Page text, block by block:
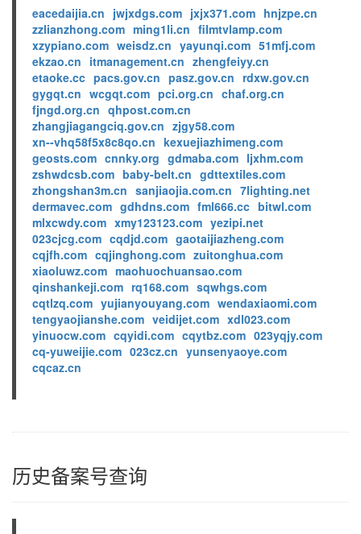
eacedaijia.cn jwjxdgs.com jxjx371.com hnjzpe.cn
zzlianzhong.com ming1li.cn filmtvlamp.com
xzypiano.com weisdz.cn yayunqi.com 51mfj.com
ekzao.cn itmanagement.cn zhengfeiyy.cn
etaoke.cc pacs.gov.cn pasz.gov.cn rdxw.gov.cn
gygqt.cn wcgqt.com pci.org.cn chaf.org.cn
fjngd.org.cn qhpost.com.cn
zhangjiagangciq.gov.cn zjgy58.com
xn--vhq58f5x8c8qo.cn kexuejiazhimeng.com
geosts.com cnnky.org gdmaba.com ljxhm.com
zshwdcsb.com baby-belt.cn gdttextiles.com
zhongshan3m.cn sanjiaojia.com.cn 7lighting.net
dermavec.com gdhdns.com fml666.cc bitwl.com
mlxcwdy.com xmy123123.com yezipi.net
023cjcg.com cqdjd.com gaotaijiazheng.com
cqjfh.com cqjinghong.com zuitonghua.com
xiaoluwz.com maohuochuansao.com
qinshankeji.com rq168.com sqwhgs.com
cqtlzq.com yujianyouyang.com wendaxiaomi.com
tengyaojianshe.com veidijet.com xdl023.com
yinuocw.com cqyidi.com cqytbz.com 023yqjy.com
cq-yuweijie.com 023cz.cn yunsenyaoye.com
cqcaz.cn
历史备案号查询